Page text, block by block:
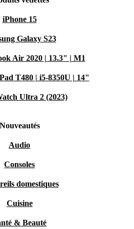
iPhone 15
Galaxy S23
Air 2020 | 13.3" | M1
T480 | i5-8350U | 14"
Ultra 2 (2023)
Nouveautés
Audio
Consoles
domestiques
Cuisine
& Beauté